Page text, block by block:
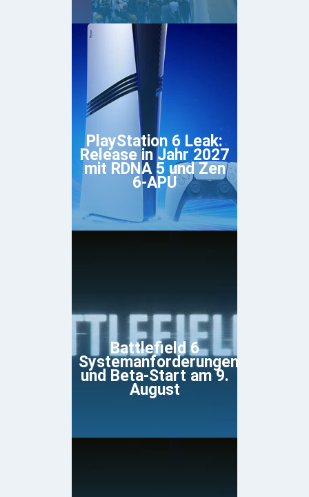
PlayStation 6 Leak:
Release in Jahr 2027
mit RDNA 5 und Zen
6-APU
Battlefield 6
Systemanforderungen
und Beta-Start am 9.
August